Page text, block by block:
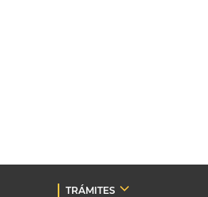
TRÁMITES